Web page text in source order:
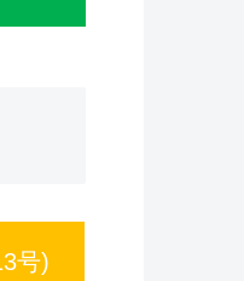
号)